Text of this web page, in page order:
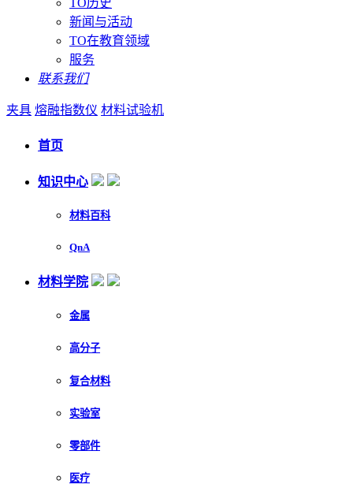
TO历史
新闻与活动
TO在教育领域
服务
联系我们
夹具 熔融指数仪 材料试验机
首页
知识中心
材料百科
QnA
材料学院
金属
高分子
复合材料
实验室
零部件
医疗